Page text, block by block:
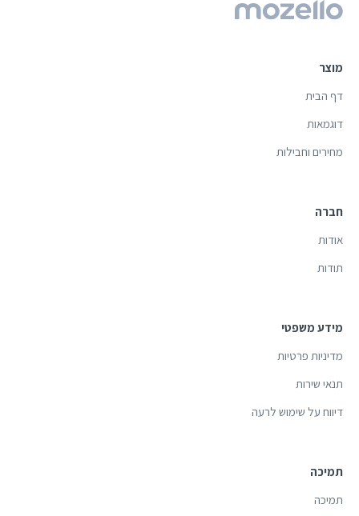
מוצר
דף הבית
דוגמאות
מחירים וחבילות
חברה
אודות
תודות
מידע משפטי
מדיניות פרטיות
תנאי שירות
דיווח על שימוש לרעה
תמיכה
תמיכה